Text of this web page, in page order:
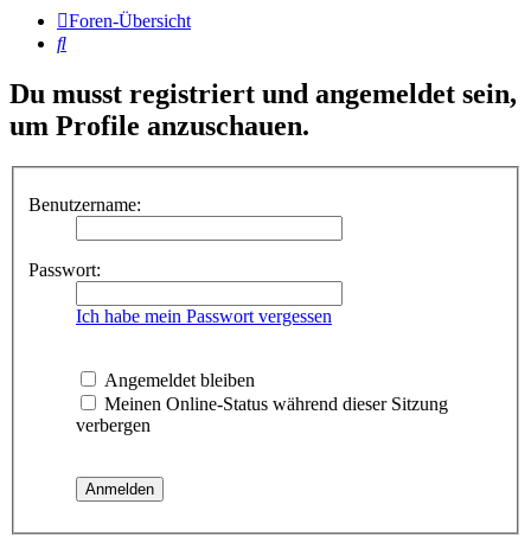
Foren-Übersicht
Suche
Du musst registriert und angemeldet sein,
um Profile anzuschauen.
Benutzername:
Passwort:
Ich habe mein Passwort vergessen
Angemeldet bleiben
Meinen Online-Status während dieser Sitzung
verbergen